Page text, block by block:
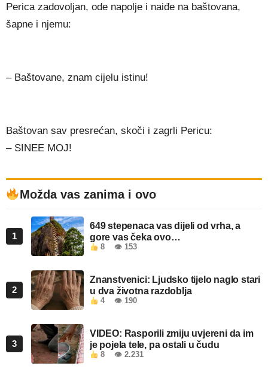
Perica zadovoljan, ode napolje i naiđe na baštovana,
šapne i njemu:
– Baštovane, znam cijelu istinu!
Baštovan sav presrećan, skoči i zagrli Pericu:
– SINEE MOJ!
Možda vas zanima i ovo
1
649 stepenaca vas dijeli od vrha, a
gore vas čeka ovo…
8 👁 153
2
Znanstvenici: Ljudsko tijelo naglo stari
u dva životna razdoblja
4 👁 190
3
VIDEO: Rasporili zmiju uvjereni da im
je pojela tele, pa ostali u čudu
8 👁 2.231